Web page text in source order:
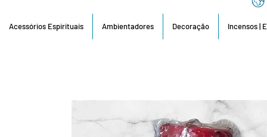
Acessórios Espirituais Ambientadores Decoração Incensos |